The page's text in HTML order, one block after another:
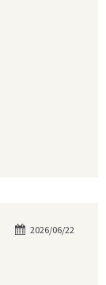
2026/06/22